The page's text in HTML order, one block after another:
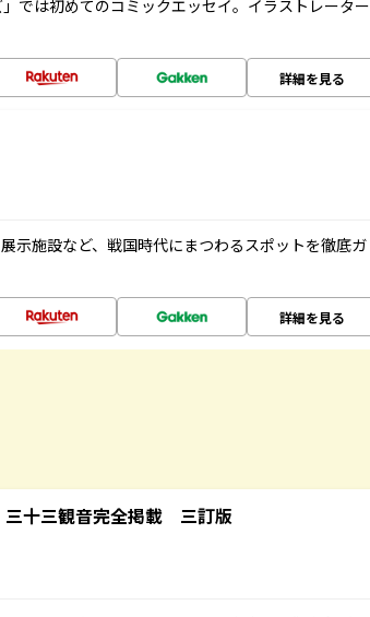
では初めてのコミックエッセイ。イラストレーター
詳細を見る
示施設など、戦国時代にまつわるスポットを徹底ガ
詳細を見る
十三観音完全掲載 三訂版